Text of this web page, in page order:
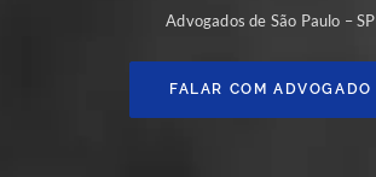
Advogados de São Paulo – SP
FALAR COM ADVOGADO